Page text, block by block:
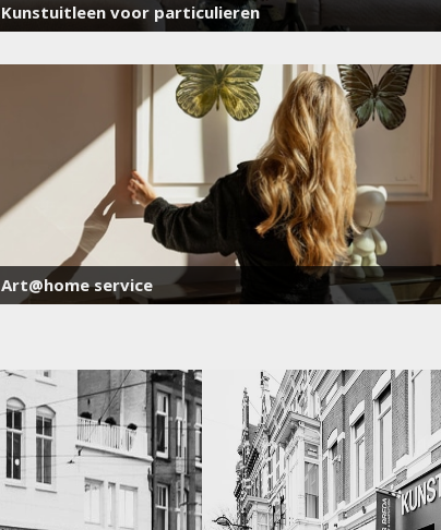
Kunstuitleen voor particulieren
Art@home service